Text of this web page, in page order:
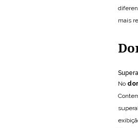
mais
No